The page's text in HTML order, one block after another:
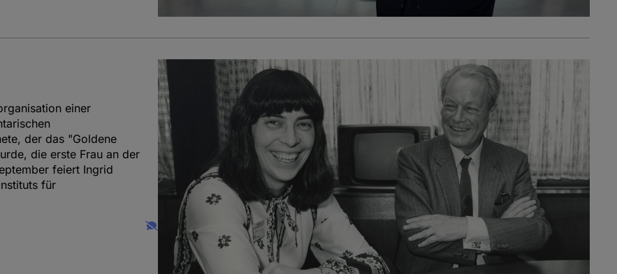
einer
der das "Goldene
die erste Frau an der
feiert Ingrid
für